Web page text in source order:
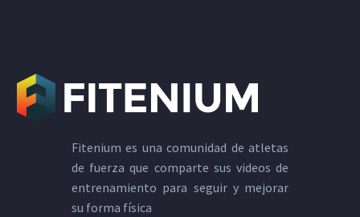
Fitenium es una comunidad de atletas
de fuerza que comparte sus videos de
entrenamiento para seguir y mejorar
su forma física